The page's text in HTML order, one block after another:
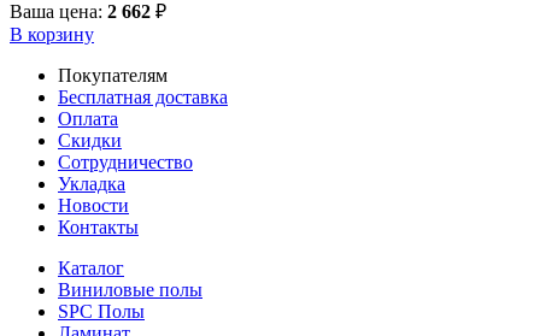
Ваша цена: 2 662 ₽
В корзину
Покупателям
Бесплатная доставка
Оплата
Скидки
Сотрудничество
Укладка
Новости
Контакты
Каталог
Виниловые полы
SPC Полы